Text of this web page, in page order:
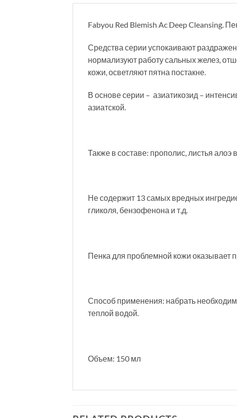
Fabyou Red Blemish Ac Deep Cleansing.
Средства серии успокаивают
нормализуют работу сальных желез,
кожи, осветляют пятна постакне.
В основе серии – азиатикозид –
азиатской.
Также в составе: прополис, листья алоэ
Не содержит 13 самых вредных
гликоля, бензофенона и т.д.
Пенка для проблемной кожи оказывает
Способ применения: набрать
теплой водой.
Объем: 150 мл